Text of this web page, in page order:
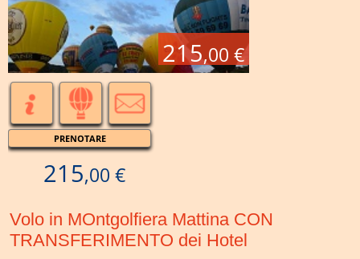
215,00 €
PRENOTARE
215,00 €
Volo in MOntgolfiera Mattina CON
TRANSFERIMENTO dei Hotel